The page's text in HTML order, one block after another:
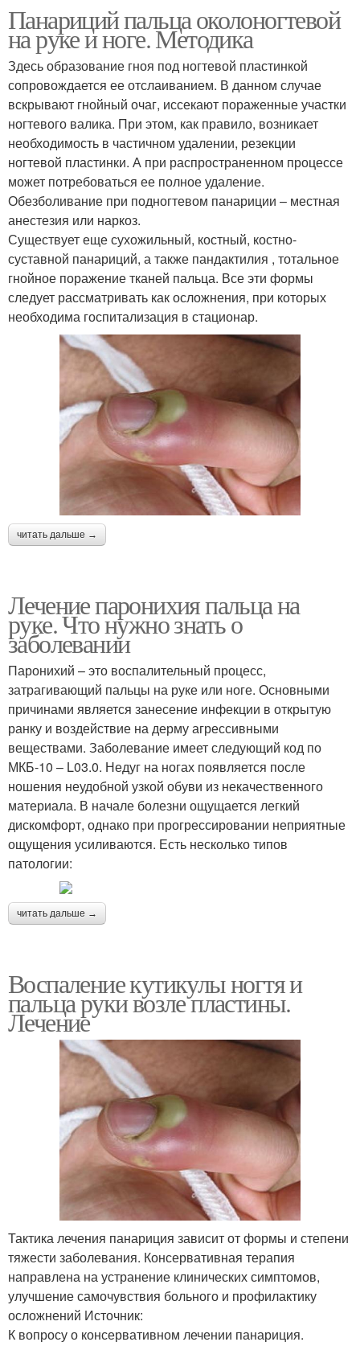
Панариций пальца околоногтевой
на руке и ноге. Методика
Здесь образование гноя под ногтевой пластинкой
сопровождается ее отслаиванием. В данном случае
вскрывают гнойный очаг, иссекают пораженные участки
ногтевого валика. При этом, как правило, возникает
необходимость в частичном удалении, резекции
ногтевой пластинки. А при распространенном процессе
может потребоваться ее полное удаление.
Обезболивание при подногтевом панариции – местная
анестезия или наркоз.
Существует еще сухожильный, костный, костно-
суставной панариций, а также пандактилия , тотальное
гнойное поражение тканей пальца. Все эти формы
следует рассматривать как осложнения, при которых
необходима госпитализация в стационар.
читать дальше →
Лечение паронихия пальца на
руке. Что нужно знать о
заболевании
Паронихий – это воспалительный процесс,
затрагивающий пальцы на руке или ноге. Основными
причинами является занесение инфекции в открытую
ранку и воздействие на дерму агрессивными
веществами. Заболевание имеет следующий код по
МКБ-10 – L03.0. Недуг на ногах появляется после
ношения неудобной узкой обуви из некачественного
материала. В начале болезни ощущается легкий
дискомфорт, однако при прогрессировании неприятные
ощущения усиливаются. Есть несколько типов
патологии:
читать дальше →
Воспаление кутикулы ногтя и
пальца руки возле пластины.
Лечение
Тактика лечения панариция зависит от формы и степени
тяжести заболевания. Консервативная терапия
направлена на устранение клинических симптомов,
улучшение самочувствия больного и профилактику
осложнений Источник:
К вопросу о консервативном лечении панариция.